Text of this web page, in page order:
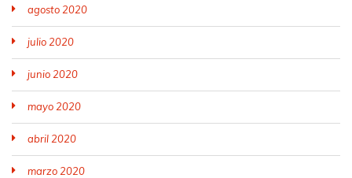
agosto 2020
julio 2020
junio 2020
mayo 2020
abril 2020
marzo 2020